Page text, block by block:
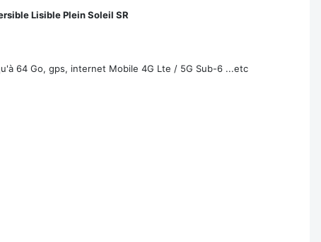
Lisible Plein Soleil SR
64 Go, gps, internet Mobile 4G Lte / 5G Sub-6 ...etc